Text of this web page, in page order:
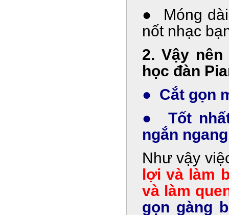
● Móng
nốt nhạc
2. Vậy
học đàn
● Cắt gọn
● Tốt
ngắn
Như vậy
lợi và làm
và làm
gọn gàng